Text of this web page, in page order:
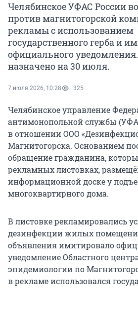
Челябинское УФАС России
против магнитогорской
рекламы с использованием
государственного герба и
официального
назначено на 30 июля.
7 июля 2026, 10:28 325
Челябинское управление
антимонопольной службы
в отношении ООО
Магнитогорска. Основанием
обращение гражданина,
рекламных листовках,
информационной доске у
многоквартирного дома.
В листовке рекламировались
дезинфекции жилых
объявления имитировало
уведомление Областного
эпидемиологии по
в рекламе использовался